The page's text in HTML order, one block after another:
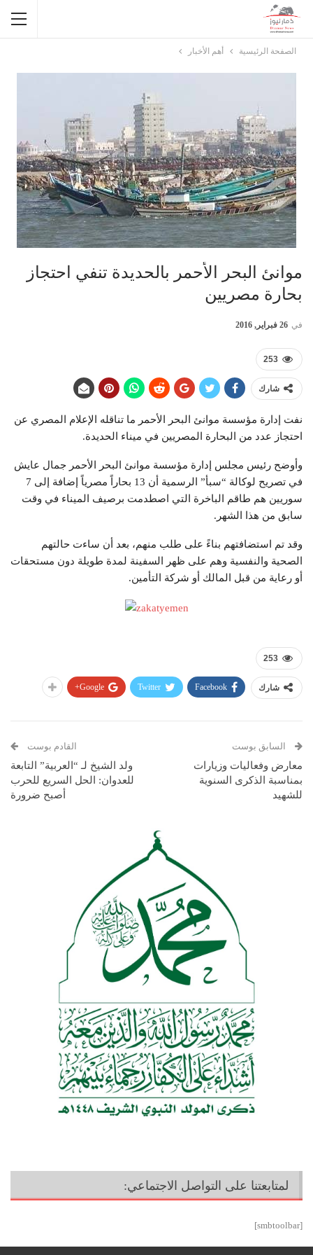
الصفحة الرئيسية أهم الأخبار
موانئ البحر الأحمر بالحديدة تنفي احتجاز
بحارة مصريين
في 26 فبراير, 2016
253
شارك
نفت إدارة مؤسسة موانئ البحر الأحمر ما تناقله الإعلام المصري عن
احتجاز عدد من البحارة المصريين في ميناء الحديدة.
وأوضح رئيس مجلس إدارة مؤسسة موانئ البحر الأحمر جمال عايش
في تصريح لوكالة “سبأ” الرسمية أن 13 بحاراً مصرياً إضافة إلى 7
سوريين هم طاقم الباخرة التي اصطدمت برصيف الميناء في وقت
سابق من هذا الشهر.
وقد تم استضافتهم بناءً على طلب منهم، بعد أن ساءت حالتهم
الصحية والنفسية وهم على ظهر السفينة لمدة طويلة دون مستحقات
أو رعاية من قبل المالك أو شركة التأمين.
253
شارك Facebook
Twitter
Google+
السابق بوست
معارض وفعاليات وزيارات
بمناسبة الذكرى السنوية
للشهيد
القادم بوست
ولد الشيخ لـ “العربية” التابعة
للعدوان: الحل السريع للحرب
أصبح ضرورة
لمتابعتنا على التواصل الاجتماعي:
[smbtoolbar]